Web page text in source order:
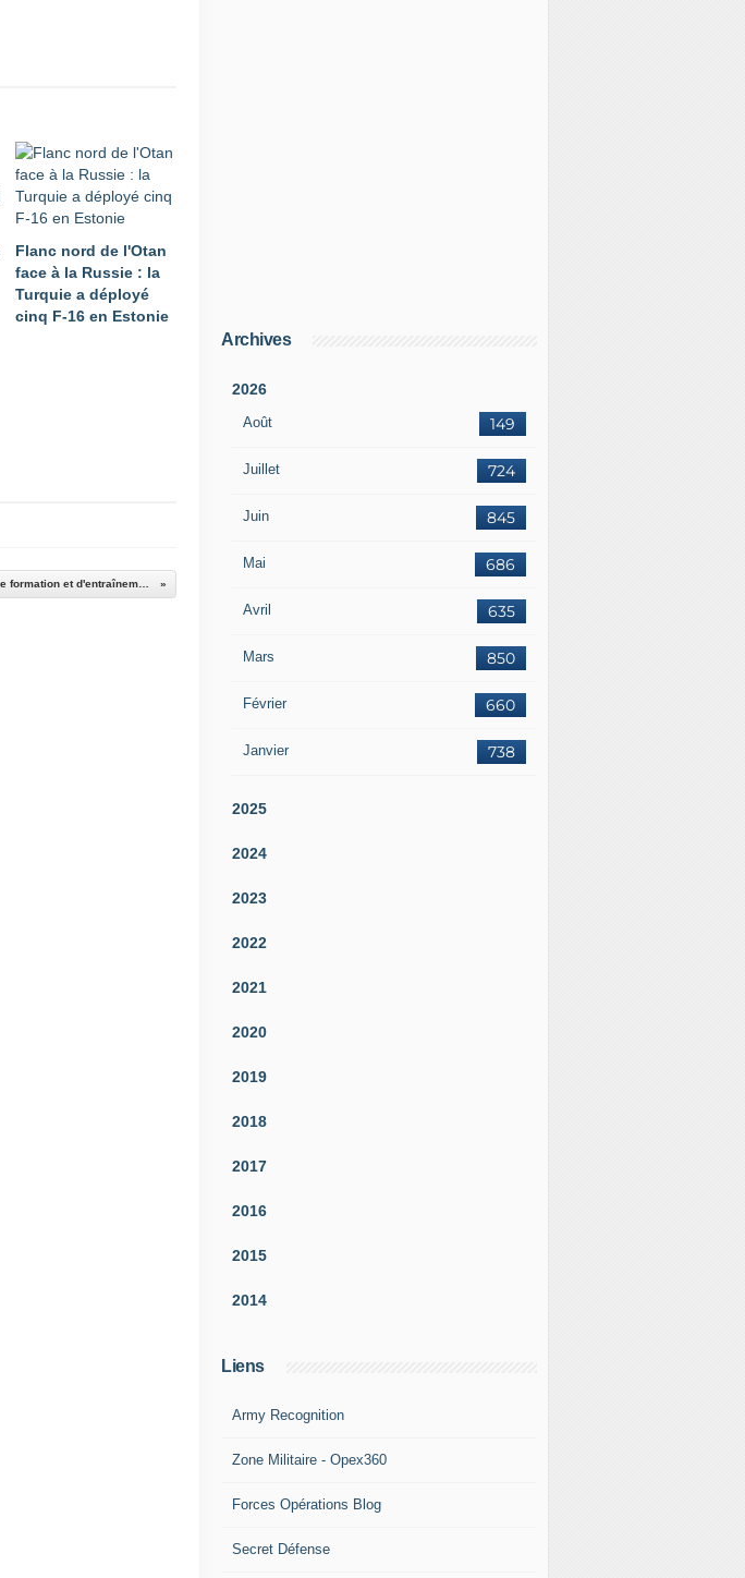
Flanc nord de l'Otan
face à la Russie : la
Turquie a déployé
cinq F-16 en Estonie
Archives
2026
Août 149
Juillet 724
Juin 845
Mai 686
Avril 635
Mars 850
Février 660
Janvier 738
2025
2024
2023
2022
2021
2020
2019
2018
2017
2016
2015
2014
Liens
Army Recognition
Zone Militaire - Opex360
Forces Opérations Blog
Secret Défense